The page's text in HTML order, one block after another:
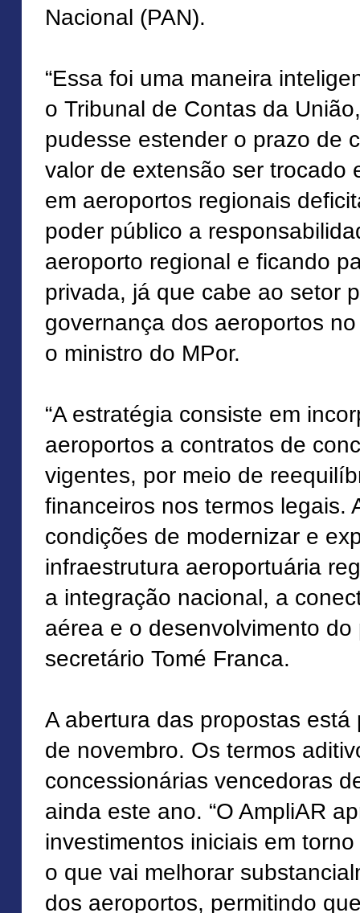
Nacional (PAN).
“Essa foi uma maneira
o Tribunal de Contas da
pudesse estender o prazo de
valor de extensão ser trocado
em aeroportos regionais
poder público a
aeroporto regional e ficando
privada, já que cabe ao setor
governança dos aeroportos
o ministro do MPor.
“A estratégia consiste em
aeroportos a contratos de
vigentes, por meio de
financeiros nos termos legais.
condições de modernizar e
infraestrutura aeroportuária
a integração nacional, a
aérea e o desenvolvimento do
secretário Tomé Franca.
A abertura das propostas
de novembro. Os termos
concessionárias vencedoras
ainda este ano. “O AmpliAR
investimentos iniciais em
o que vai melhorar
dos aeroportos, permitindo